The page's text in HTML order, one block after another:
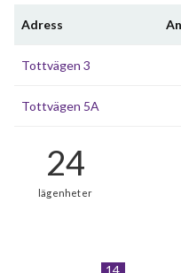
Adress
Tottvägen 3
Tottvägen 5A
14